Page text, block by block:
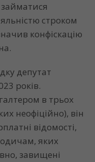
займатися
строком
конфіскацію
депутат
років.
в трьох
неофіційно), він
відомості,
яких
завищені